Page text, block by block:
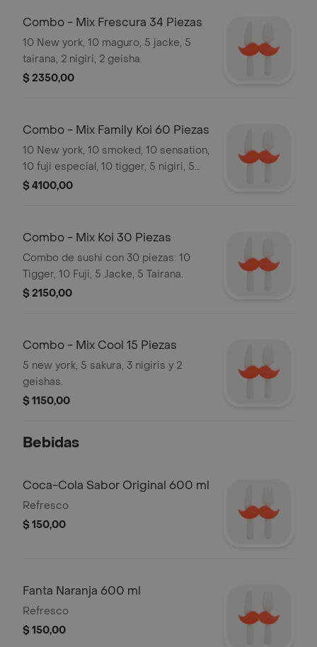
Combo - Mix Frescura 34 Piezas
10 New york, 10 maguro, 5 jacke, 5
tairana, 2 nigiri, 2 geisha.
$ 2350,00
Combo - Mix Family Koi 60 Piezas
10 New york, 10 smoked, 10 sensation,
10 fuji especial, 10 tigger, 5 nigiri, 5
geisha.
$ 4100,00
Combo - Mix Koi 30 Piezas
Combo de sushi con 30 piezas: 10
Tigger, 10 Fuji, 5 Jacke, 5 Tairana.
$ 2150,00
Combo - Mix Cool 15 Piezas
5 new york, 5 sakura, 3 nigiris y 2
geishas.
$ 1150,00
Bebidas
Coca-Cola Sabor Original 600 ml
Refresco
$ 150,00
Fanta Naranja 600 ml
Refresco
$ 150,00